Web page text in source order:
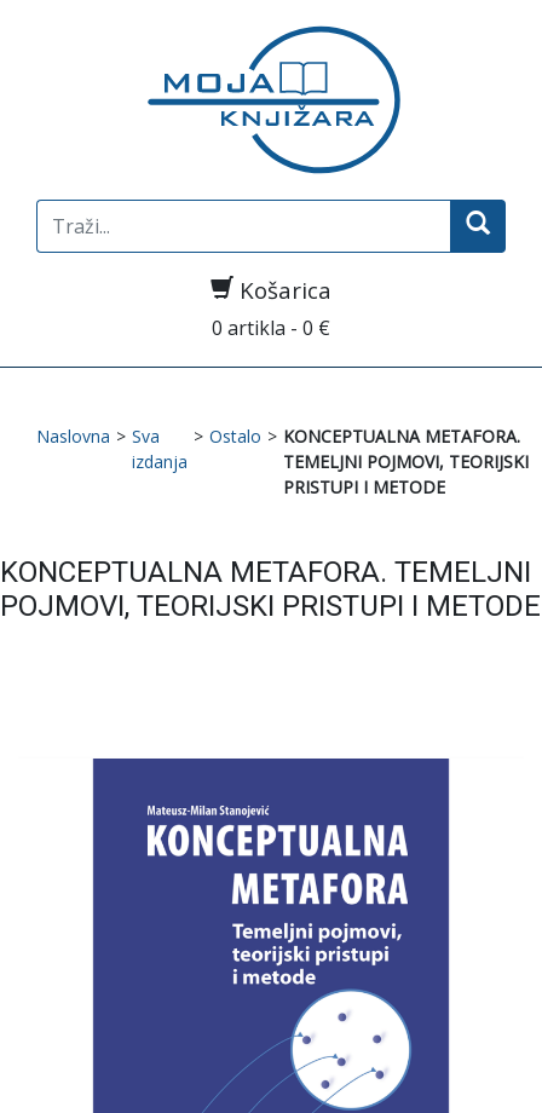
Search
for:
Košarica
0 artikla - 0 €
Naslovna > Sva
izdanja
> Ostalo > KONCEPTUALNA METAFORA.
TEMELJNI POJMOVI, TEORIJSKI
PRISTUPI I METODE
KONCEPTUALNA METAFORA. TEMELJNI
POJMOVI, TEORIJSKI PRISTUPI I METODE